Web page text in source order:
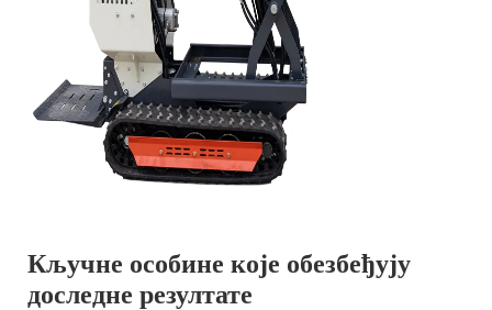
Кључне особине које обезбеђују
доследне резултате